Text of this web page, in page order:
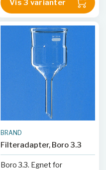
Vis 3 varianter
BRAND
Filteradapter, Boro 3.3
Boro 3.3. Egnet for